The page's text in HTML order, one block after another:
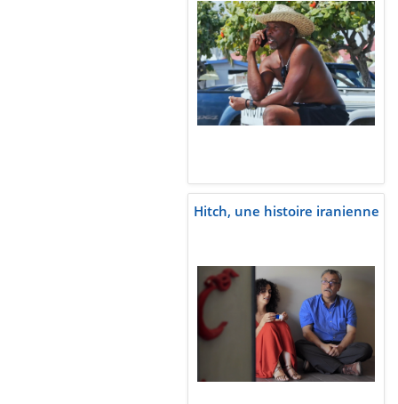
Hitch, une histoire iranienne